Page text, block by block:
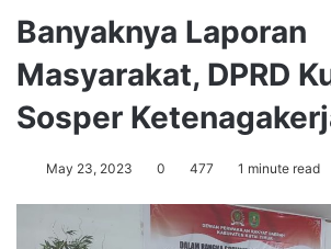
Banyaknya Laporan
Masyarakat, DPRD
Sosper
May 23, 2023 0 477 1 minute read